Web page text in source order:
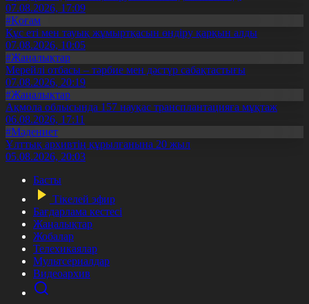
07.08.2026, 17:09
#Қоғам
Құс еті мен тауық жұмыртқасын өндіру қарқын алды
07.08.2026, 10:05
#Жаңалықтар
Мерейлі отбасы – тәрбие мен дәстүр сабақтастығы
07.08.2026, 20:19
#Жаңалықтар
Ақмола облысында 157 науқас трансплантацияға мұқтаж
06.08.2026, 17:11
#Мәдениет
Ұлттық архивтің құрылғанына 20 жыл
05.08.2026, 20:03
Басты
Тікелей эфир
Бағдарлама кестесі
Жаңалықтар
Жобалар
Телехикаялар
Мультсериалдар
Видеоархив